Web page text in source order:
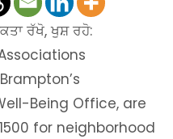
ਰੱਖੋ, ਖੁਸ਼ ਰਹੋ:
Being Office, are
for neighborhood